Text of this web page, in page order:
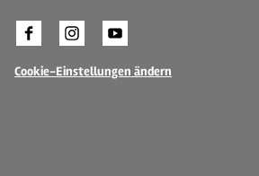
Cookie-Einstellungen ändern